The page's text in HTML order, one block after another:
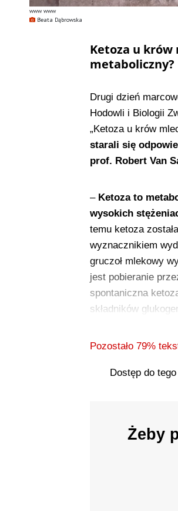
www www
Beata Dąbrowska
Ketoza u krów
metaboliczny?
Drugi dzień
Hodowli i Biologii
„Ketoza u krów
starali się
prof. Robert Van
– Ketoza to
wysokich
temu ketoza
wyznacznikiem
gruczoł mlekowy
jest pobieranie
spontaniczna
składników
Pozostało 79%
Dostęp do
Żeby